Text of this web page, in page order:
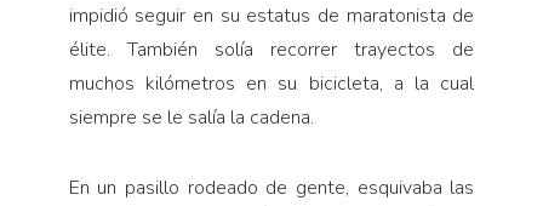
impidió seguir en su estatus de maratonista de
élite. También solía recorrer trayectos de
muchos kilómetros en su bicicleta, a la cual
siempre se le salía la cadena.
En un pasillo rodeado de gente, esquivaba las